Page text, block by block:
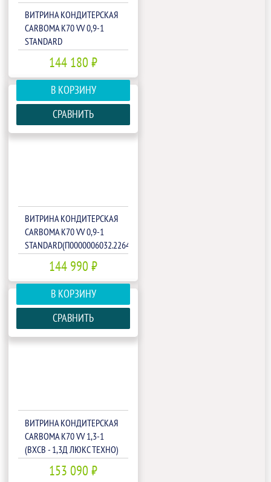
ВИТРИНА КОНДИТЕРСКАЯ
CARBOMA K70 VV 0,9-1
STANDARD
ПАТТЕРН(П0000007088.1296)
144 180 ₽
В КОРЗИНУ
СРАВНИТЬ
ВИТРИНА КОНДИТЕРСКАЯ
CARBOMA K70 VV 0,9-1
STANDARD(П0000006032.2264)
144 990 ₽
В КОРЗИНУ
СРАВНИТЬ
ВИТРИНА КОНДИТЕРСКАЯ
CARBOMA K70 VV 1,3-1
(ВХСВ - 1,3Д ЛЮКС ТЕХНО)
153 090 ₽